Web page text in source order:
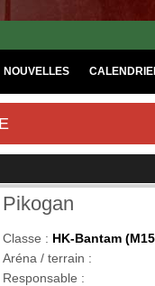
NOUVELLES
Pikogan
Classe : HK-Bantam
Aréna / terrain :
Responsable :